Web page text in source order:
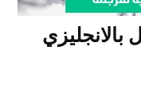
بالانجليزي